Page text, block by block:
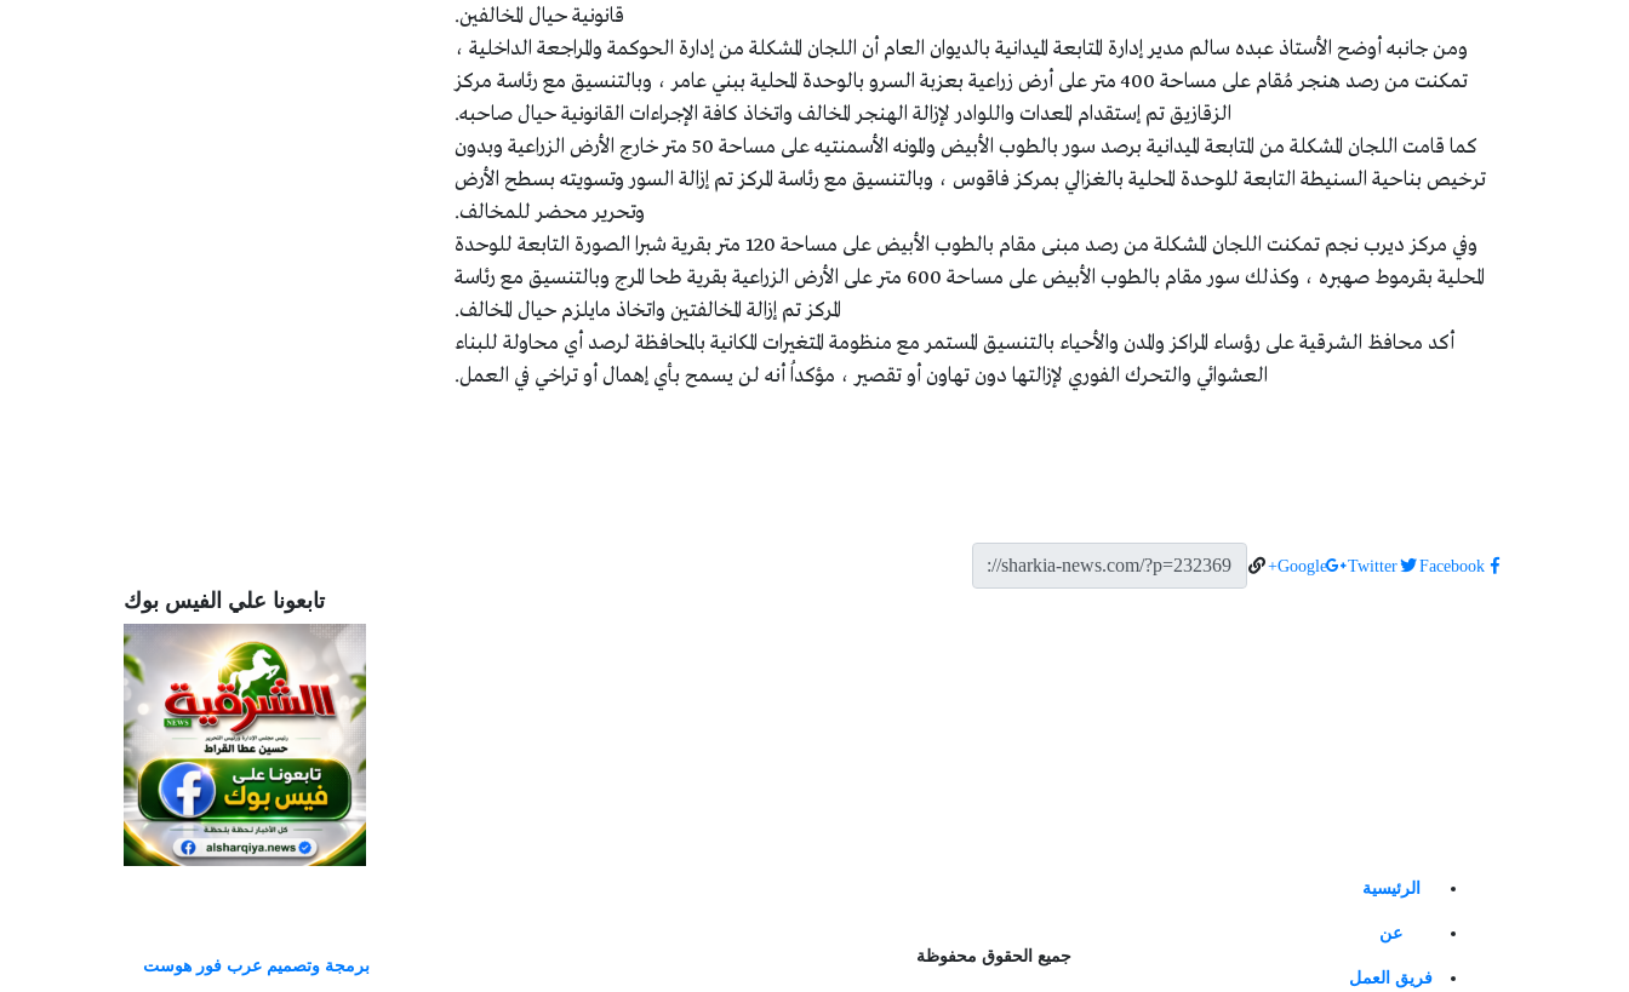
قانونية حيال المخالفين.
ومن جانبه أوضح الأستاذ عبده سالم مدير إدارة المتابعة الميدانية بالديوان العام أن اللجان المشكلة من إدارة الحوكمة والمراجعة الداخلية ،
تمكنت من رصد هنجر مُقام على مساحة 400 متر على أرض زراعية بعزبة السرو بالوحدة المحلية ببني عامر ، وبالتنسيق مع رئاسة مركز
الزقازيق تم إستقدام المعدات واللوادر لإزالة الهنجر المخالف واتخاذ كافة الإجراءات القانونية حيال صاحبه.
كما قامت اللجان المشكلة من المتابعة الميدانية برصد سور بالطوب الأبيض والمونه الأسمنتيه على مساحة 50 متر خارج الأرض الزراعية وبدون
ترخيص بناحية السنيطة التابعة للوحدة المحلية بالغزالي بمركز فاقوس ، وبالتنسيق مع رئاسة المركز تم إزالة السور وتسويته بسطح الأرض
وتحرير محضر للمخالف.
وفي مركز ديرب نجم تمكنت اللجان المشكلة من رصد مبنى مقام بالطوب الأبيض على مساحة 120 متر بقرية شبرا الصورة التابعة للوحدة
المحلية بقرموط صهبره ، وكذلك سور مقام بالطوب الأبيض على مساحة 600 متر على الأرض الزراعية بقرية طحا المرج وبالتنسيق مع رئاسة
المركز تم إزالة المخالفتين واتخاذ مايلزم حيال المخالف.
أكد محافظ الشرقية على رؤساء المراكز والمدن والأحياء بالتنسيق المستمر مع منظومة المتغيرات المكانية بالمحافظة لرصد أي محاولة للبناء
العشوائي والتحرك الفوري لإزالتها دون تهاون أو تقصير ، مؤكداُ أنه لن يسمح بأي إهمال أو تراخي في العمل.
Facebook
Twitter
Google+
تابعونا علي الفيس بوك
الرئيسية
عن
فريق العمل
جميع الحقوق محفوظة
برمجة وتصميم عرب فور هوست